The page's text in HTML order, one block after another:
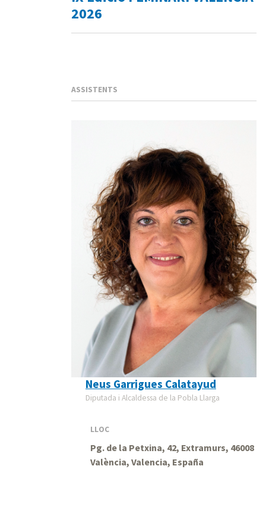
2026
ASSISTENTS
Neus Garrigues Calatayud
Diputada i Alcaldessa de la Pobla Llarga
LLOC
Pg. de la Petxina, 42, Extramurs, 46008
València, Valencia, España